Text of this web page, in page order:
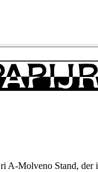
A-Molveno Stand,